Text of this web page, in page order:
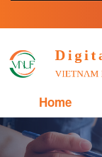
Skip
Home
Previous